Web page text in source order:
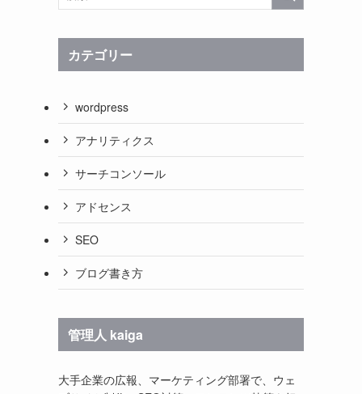
カテゴリー
wordpress
アナリティクス
サーチコンソール
アドセンス
SEO
ブログ書き方
管理人 kaiga
大手企業の広報、マーケティング部署で、ウェ